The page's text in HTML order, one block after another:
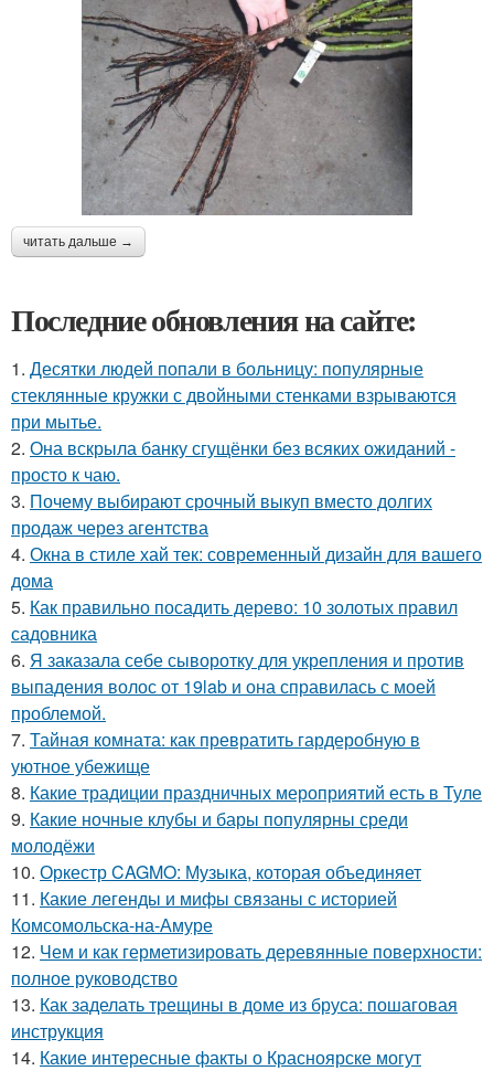
читать дальше →
Последние обновления на сайте:
1. Десятки людей попали в больницу: популярные
стеклянные кружки с двойными стенками взрываются
при мытье.
2. Она вскрыла банку сгущёнки без всяких ожиданий -
просто к чаю.
3. Почему выбирают срочный выкуп вместо долгих
продаж через агентства
4. Окна в стиле хай тек: современный дизайн для вашего
дома
5. Как правильно посадить дерево: 10 золотых правил
садовника
6. Я заказала себе сыворотку для укрепления и против
выпадения волос от 19lab и она справилась с моей
проблемой.
7. Тайная комната: как превратить гардеробную в
уютное убежище
8. Какие традиции праздничных мероприятий есть в Туле
9. Какие ночные клубы и бары популярны среди
молодёжи
10. Оркестр CAGMO: Музыка, которая объединяет
11. Какие легенды и мифы связаны с историей
Комсомольска-на-Амуре
12. Чем и как герметизировать деревянные поверхности:
полное руководство
13. Как заделать трещины в доме из бруса: пошаговая
инструкция
14. Какие интересные факты о Красноярске могут